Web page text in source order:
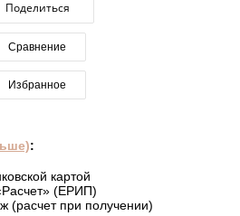
Поделиться
Сравнение
Избранное
:
картой
(ЕРИП)
(расчет при получении)